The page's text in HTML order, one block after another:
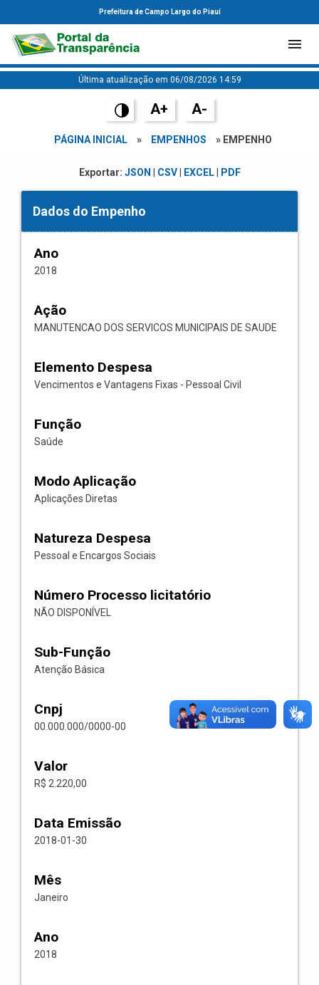
Prefeitura de Campo Largo do Piauí
Última atualização em 06/08/2026 14:59
A+ A-
PÁGINA INICIAL » EMPENHOS » EMPENHO
Exportar: JSON CSV| EXCEL| PDF
Dados do Empenho
Ano
2018
Ação
MANUTENCAO DOS SERVICOS MUNICIPAIS DE SAUDE
Elemento Despesa
Vencimentos e Vantagens Fixas - Pessoal Civil
Função
Saúde
Modo Aplicação
Aplicações Diretas
Natureza Despesa
Pessoal e Encargos Sociais
Número Processo licitatório
NÃO DISPONÍVEL
Sub-Função
Atenção Básica
Cnpj
00.000.000/0000-00
Valor
R$ 2.220,00
Data Emissão
2018-01-30
Mês
Janeiro
Ano
2018